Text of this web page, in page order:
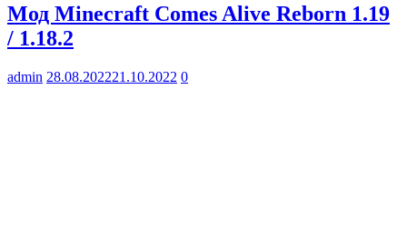
Мод Minecraft Comes Alive Reborn 1.19
/ 1.18.2
admin 28.08.202221.10.2022 0